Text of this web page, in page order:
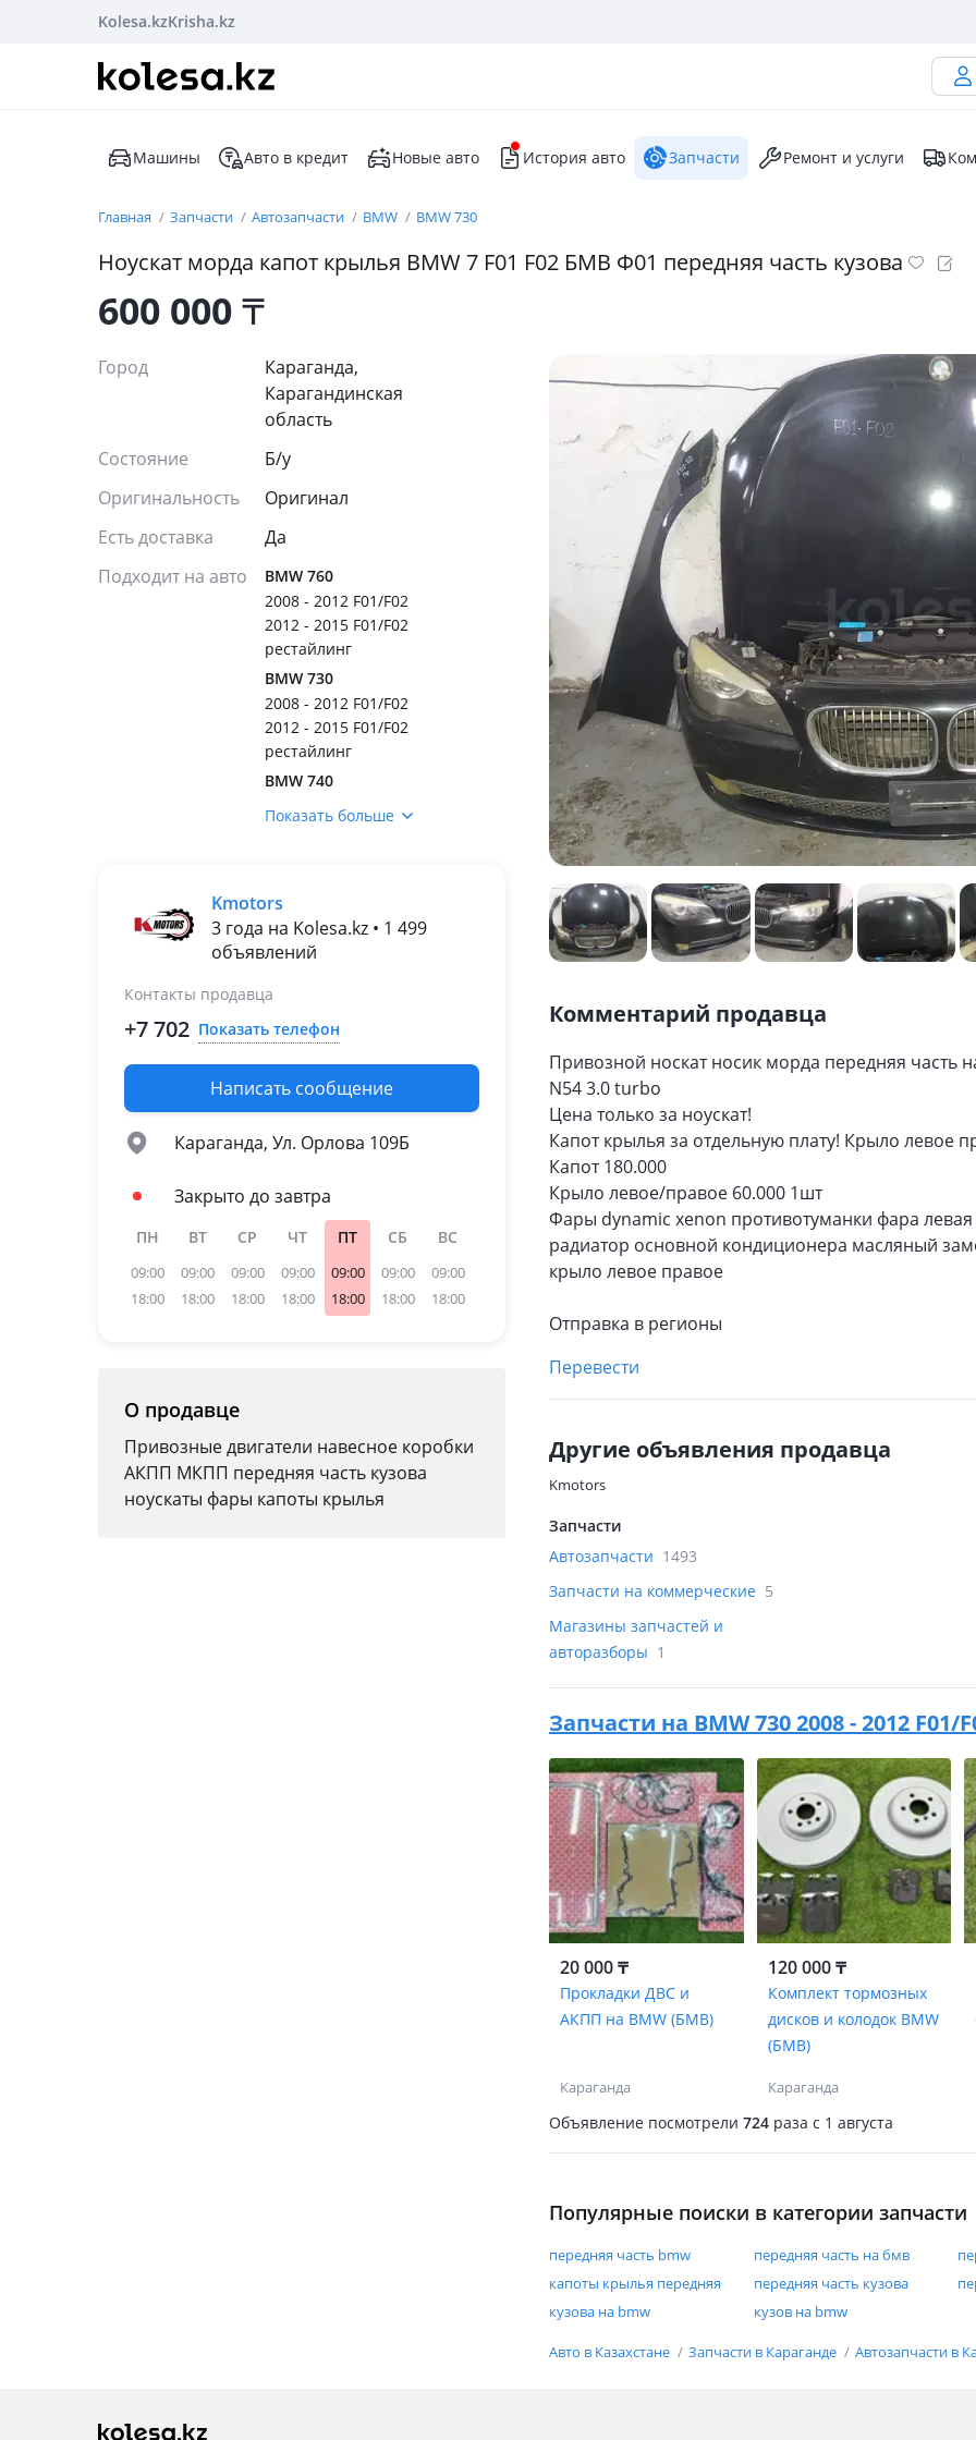
Kolesa.kzKrisha.kz
Машины Авто в кредит Новые авто История авто Запчасти Ремонт и услуги
Главная Запчасти Автозапчасти BMW BMW 730
Ноускат морда капот крылья BMW 7 F01 F02 БМВ Ф01 передняя часть кузова
600 000₸
Город
Караганда,
Карагандинская
область
Состояние
Б/y
Оригинальность
Оригинал
Есть доставка
Да
Подходит на авто
BMW 760
2008 - 2012 F01/F02
2012 - 2015 F01/F02
рестайлинг
BMW 730
2008 - 2012 F01/F02
2012 - 2015 F01/F02
рестайлинг
BMW 740
2008 - 2012 F01/F02
2008 - 2012 F01/F02
2012 - 2015 F01/F02
рестайлинг
Показать больше
Kmotors
3 года на Kolesa.kz • 1 499
объявлений
Контакты продавца
+7 702 Показать телефон
Написать сообщение
Караганда, Ул. Орлова 109Б
Закрыто до завтра
ПН
09:00
18:00
ВТ
09:00
18:00
СР
09:00
18:00
ЧТ
09:00
18:00
ПТ
09:00
18:00
СБ
09:00
18:00
ВС
09:00
18:00
О продавце
Привозные двигатели навесное коробки
АКПП МКПП передняя часть кузова
ноускаты фары капоты крылья
Комментарий продавца
Привозной носкат носик морда передняя часть
N54 3.0 turbo
Цена только за ноускат!
Капот крылья за отдельную плату! Крыло левое
Капот 180.000
Крыло левое/правое 60.000 1шт
Фары dynamic xenon противотуманки фара
радиатор основной кондиционера масляный
крыло левое правое
Отправка в регионы
Перевести
Другие объявления продавца
Kmotors
Запчасти
Автозапчасти 1493
Запчасти на коммерческие 5
Магазины запчастей и
авторазборы 1
Запчасти на BMW 730 2008 - 2012 F01/
20 000 ₸
Прокладки ДВС и
АКПП на BMW (БМВ)
Караганда
120 000 ₸
Комплект тормозных
дисков и колодок BMW
(БМВ)
Караганда
Объявление посмотрели 724 раза c 1 августа
Популярные поиски в категории запчасти
передняя часть bmw передняя часть на бмв
капоты крылья передняя
передняя часть кузова
кузова на bmw
кузов на bmw
Авто в Казахстане Запчасти в Караганде Автозапчасти в